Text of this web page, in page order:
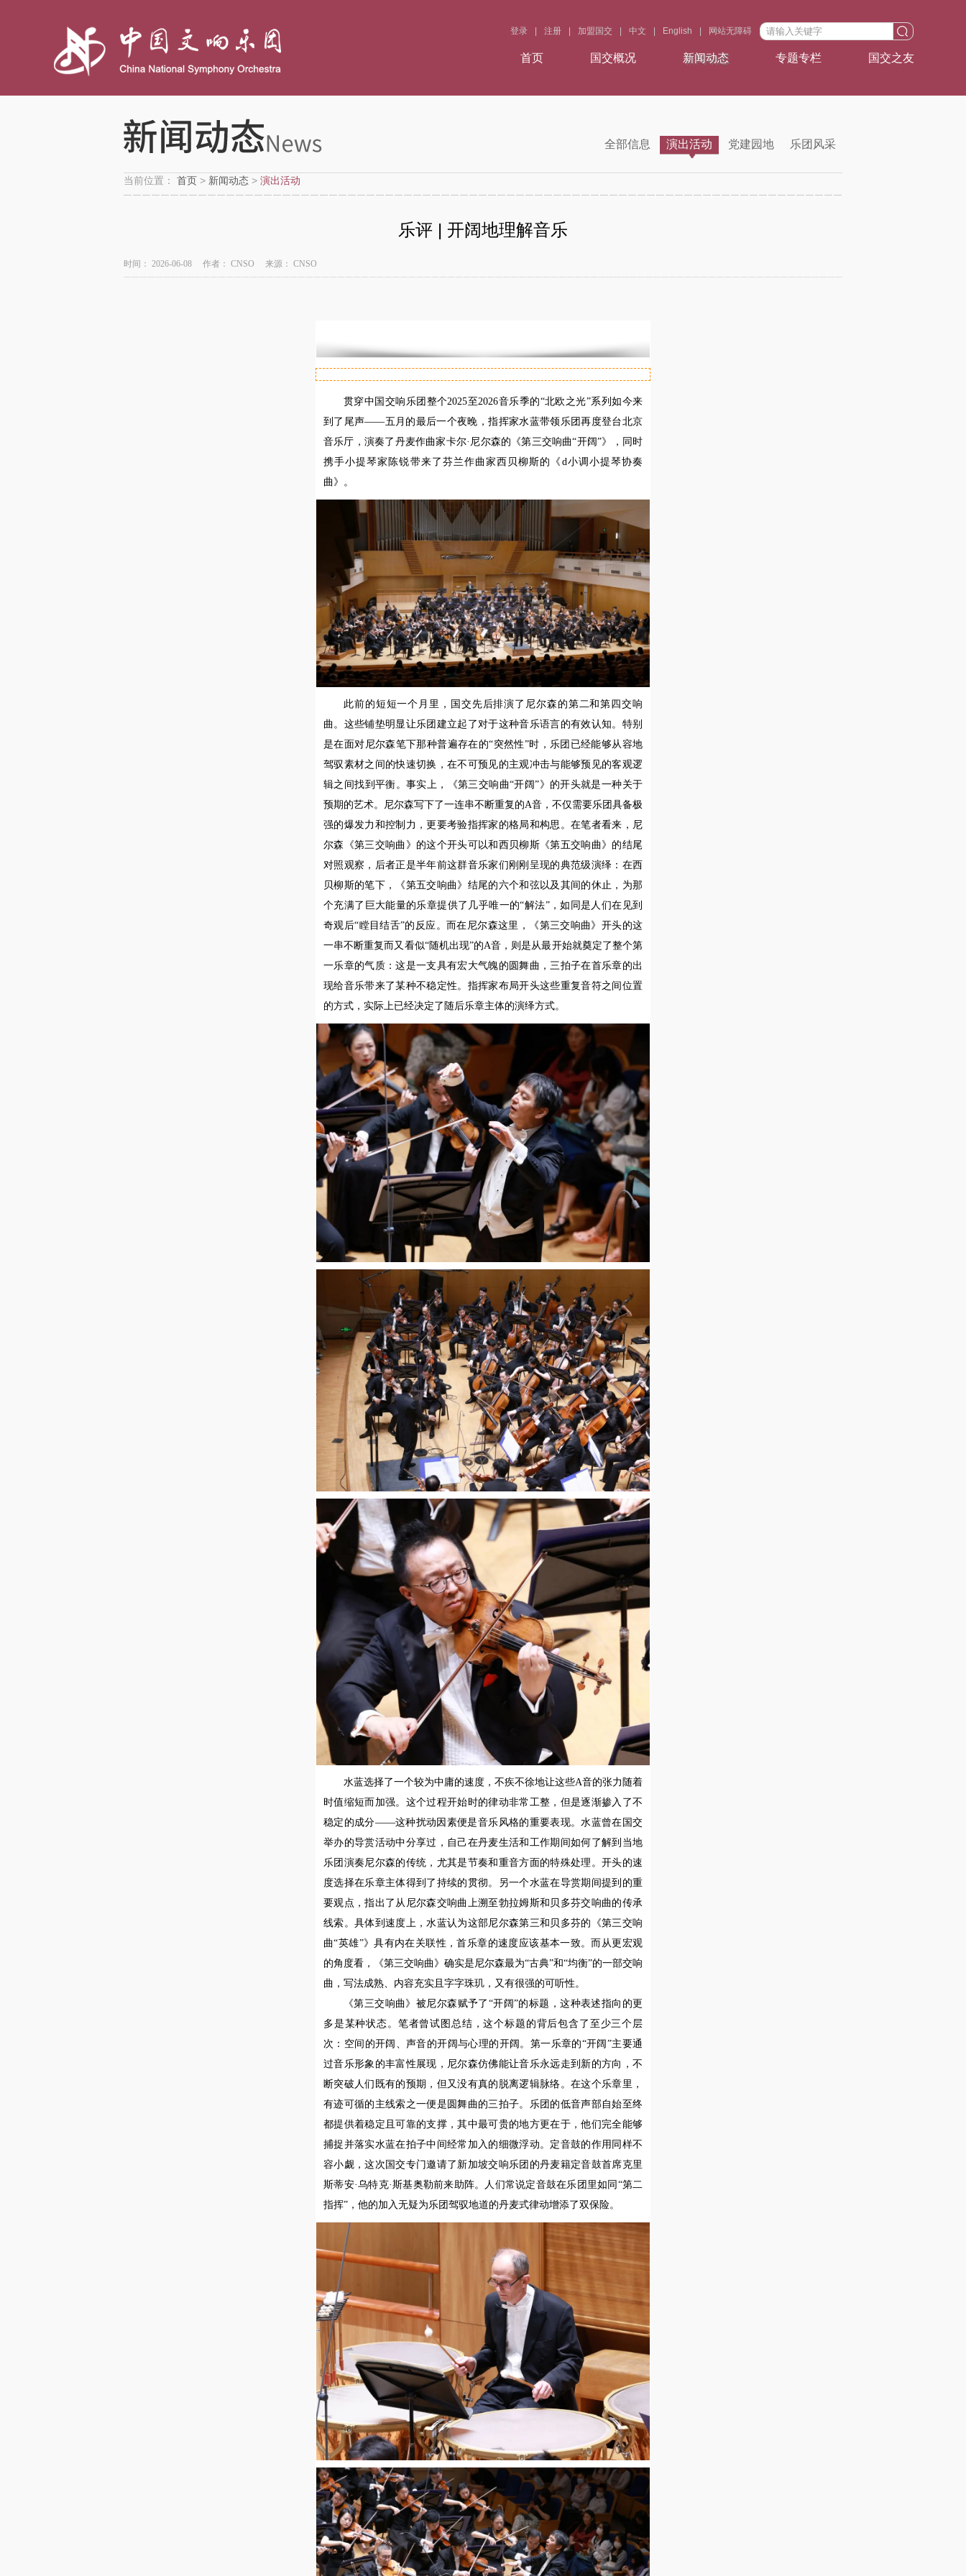
登录 注册 加盟国交 中文 English 网站无障碍
首页 国交概况 新闻动态 专题专栏 国交之友
全部信息 演出活动 党建园地 乐团风采
当前位置： 首页 > 新闻动态 > 演出活动
乐评 | 开阔地理解音乐
时间： 2026-06-08 作者： CNSO 来源： CNSO
贯穿中国交响乐团整个2025至2026音乐季的“北欧之光”系列如今来
到了尾声——五月的最后一个夜晚，指挥家水蓝带领乐团再度登台北京
音乐厅，演奏了丹麦作曲家卡尔·尼尔森的《第三交响曲“开阔”》，同时
携手小提琴家陈锐带来了芬兰作曲家西贝柳斯的《d小调小提琴协奏
曲》。
此前的短短一个月里，国交先后排演了尼尔森的第二和第四交响
曲。这些铺垫明显让乐团建立起了对于这种音乐语言的有效认知。特别
是在面对尼尔森笔下那种普遍存在的“突然性”时，乐团已经能够从容地
驾驭素材之间的快速切换，在不可预见的主观冲击与能够预见的客观逻
辑之间找到平衡。事实上，《第三交响曲“开阔”》的开头就是一种关于
预期的艺术。尼尔森写下了一连串不断重复的A音，不仅需要乐团具备极
强的爆发力和控制力，更要考验指挥家的格局和构思。在笔者看来，尼
尔森《第三交响曲》的这个开头可以和西贝柳斯《第五交响曲》的结尾
对照观察，后者正是半年前这群音乐家们刚刚呈现的典范级演绎：在西
贝柳斯的笔下，《第五交响曲》结尾的六个和弦以及其间的休止，为那
个充满了巨大能量的乐章提供了几乎唯一的“解法”，如同是人们在见到
奇观后“瞠目结舌”的反应。而在尼尔森这里，《第三交响曲》开头的这
一串不断重复而又看似“随机出现”的A音，则是从最开始就奠定了整个第
一乐章的气质：这是一支具有宏大气魄的圆舞曲，三拍子在首乐章的出
现给音乐带来了某种不稳定性。指挥家布局开头这些重复音符之间位置
的方式，实际上已经决定了随后乐章主体的演绎方式。
水蓝选择了一个较为中庸的速度，不疾不徐地让这些A音的张力随着
时值缩短而加强。这个过程开始时的律动非常工整，但是逐渐掺入了不
稳定的成分——这种扰动因素便是音乐风格的重要表现。水蓝曾在国交
举办的导赏活动中分享过，自己在丹麦生活和工作期间如何了解到当地
乐团演奏尼尔森的传统，尤其是节奏和重音方面的特殊处理。开头的速
度选择在乐章主体得到了持续的贯彻。另一个水蓝在导赏期间提到的重
要观点，指出了从尼尔森交响曲上溯至勃拉姆斯和贝多芬交响曲的传承
线索。具体到速度上，水蓝认为这部尼尔森第三和贝多芬的《第三交响
曲“英雄”》具有内在关联性，首乐章的速度应该基本一致。而从更宏观
的角度看，《第三交响曲》确实是尼尔森最为“古典”和“均衡”的一部交响
曲，写法成熟、内容充实且字字珠玑，又有很强的可听性。
《第三交响曲》被尼尔森赋予了“开阔”的标题，这种表述指向的更
多是某种状态。笔者曾试图总结，这个标题的背后包含了至少三个层
次：空间的开阔、声音的开阔与心理的开阔。第一乐章的“开阔”主要通
过音乐形象的丰富性展现，尼尔森仿佛能让音乐永远走到新的方向，不
断突破人们既有的预期，但又没有真的脱离逻辑脉络。在这个乐章里，
有迹可循的主线索之一便是圆舞曲的三拍子。乐团的低音声部自始至终
都提供着稳定且可靠的支撑，其中最可贵的地方更在于，他们完全能够
捕捉并落实水蓝在拍子中间经常加入的细微浮动。定音鼓的作用同样不
容小觑，这次国交专门邀请了新加坡交响乐团的丹麦籍定音鼓首席克里
斯蒂安·乌特克·斯基奥勒前来助阵。人们常说定音鼓在乐团里如同“第二
指挥”，他的加入无疑为乐团驾驭地道的丹麦式律动增添了双保险。